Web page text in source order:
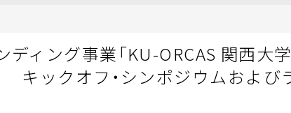
ィング事業「KU-ORCAS 関西大学
キックオフ・シンポジウムおよび